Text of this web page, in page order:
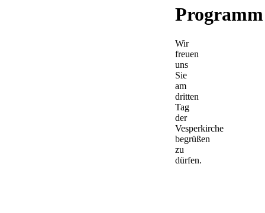
Programm
Wir
freuen
uns
Sie
am
dritten
Tag
der
Vesperkirche
begrüßen
zu
dürfen.